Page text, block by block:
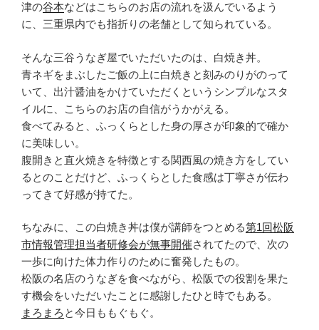
津の谷本などはこちらのお店の流れを汲んでいるよう
に、三重県内でも指折りの老舗として知られている。
そんな三谷うなぎ屋でいただいたのは、白焼き丼。
青ネギをまぶしたご飯の上に白焼きと刻みのりがのって
いて、出汁醤油をかけていただくというシンプルなスタ
イルに、こちらのお店の自信がうかがえる。
食べてみると、ふっくらとした身の厚さが印象的で確か
に美味しい。
腹開きと直火焼きを特徴とする関西風の焼き方をしてい
るとのことだけど、ふっくらとした食感は丁寧さが伝わ
ってきて好感が持てた。
ちなみに、この白焼き丼は僕が講師をつとめる第1回松阪
市情報管理担当者研修会が無事開催されてたので、次の
一歩に向けた体力作りのために奮発したもの。
松阪の名店のうなぎを食べながら、松阪での役割を果た
す機会をいただいたことに感謝したひと時でもある。
まろまろ と今日ももぐもぐ。